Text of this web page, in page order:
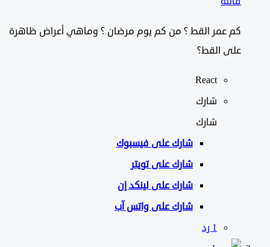
كم عمر القط ؟ من كم يوم مرضان ؟ وماهي أعراض ظاهرة
على القط؟
React
شارك
شارك علىفيسبوك
شارك على تويتر
شارك على لينكد إن
شارك على واتس آب